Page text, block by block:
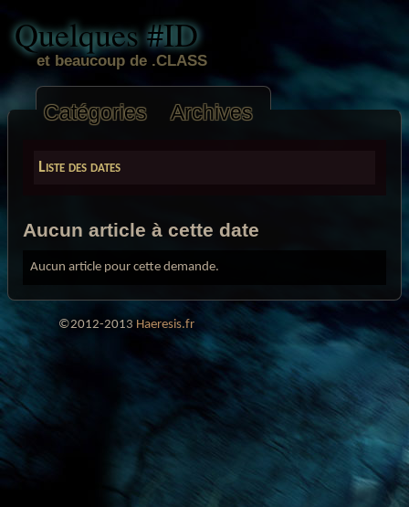
Liste des dates
Aucun article à cette date
Aucun article pour cette demande.
Quelques #ID
et beaucoup de .CLASS
Catégories Archives
©2012-2013 Haeresis.fr